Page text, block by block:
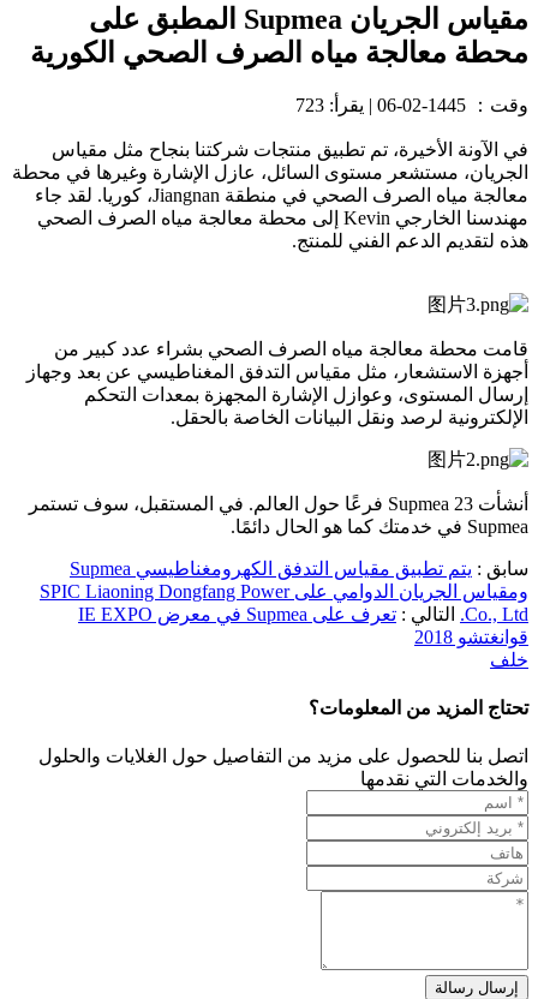
مقياس الجريان Supmea المطبق على
محطة معالجة مياه الصرف الصحي الكورية
وقت： 1445-02-06
| يقرأ: 723
في الآونة الأخيرة، تم تطبيق منتجات شركتنا بنجاح مثل مقياس
الجريان، مستشعر مستوى السائل، عازل الإشارة وغيرها في محطة
معالجة مياه الصرف الصحي في منطقة Jiangnan، كوريا. لقد جاء
مهندسنا الخارجي Kevin إلى محطة معالجة مياه الصرف الصحي
هذه لتقديم الدعم الفني للمنتج.
قامت محطة معالجة مياه الصرف الصحي بشراء عدد كبير من
أجهزة الاستشعار، مثل مقياس التدفق المغناطيسي عن بعد وجهاز
إرسال المستوى، وعوازل الإشارة المجهزة بمعدات التحكم
الإلكترونية لرصد ونقل البيانات الخاصة بالحقل.
أنشأت Supmea 23 فرعًا حول العالم. في المستقبل، سوف تستمر
Supmea في خدمتك كما هو الحال دائمًا.
سابق :
يتم تطبيق مقياس التدفق الكهرومغناطيسي Supmea
ومقياس الجريان الدوامي على SPIC Liaoning Dongfang Power
Co., Ltd.
التالي :
تعرف على Supmea في معرض IE EXPO
قوانغتشو 2018
خلف
تحتاج المزيد من المعلومات؟
اتصل بنا للحصول على مزيد من التفاصيل حول الغلايات والحلول
والخدمات التي نقدمها
إرسال رسالة